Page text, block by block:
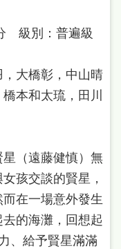
級別：普遍級
大橋彰，中山晴
本和太琉，田川
（遠藤健慎）無
孩交談的賢星，
在一場意外發生
的海灘，回想起
、給予賢星滿滿